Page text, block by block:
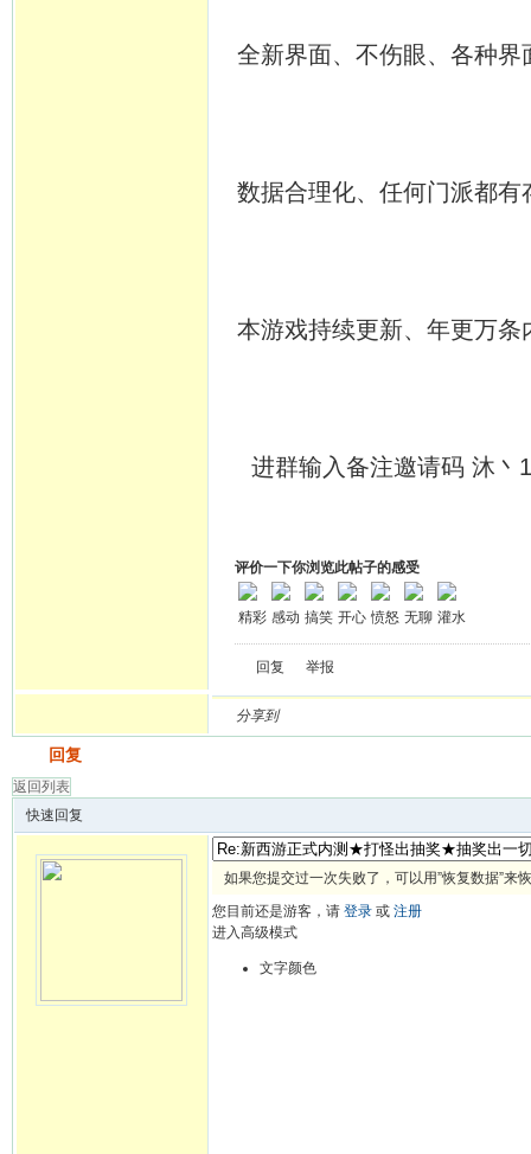
全新界面、不伤眼、各种
数据合理化、任何门派都
本游戏持续更新、年更万
进群输入备注邀请码 沐丶
评价一下你浏览此帖子的感受
精彩 感动 搞笑 开心 愤怒 无聊 灌水
回复 举报
分享到
回复
返回列表
快速回复
如果您提交过一次失败了，可以用”恢复数据”来
您目前还是游客，请 登录 或 注册
进入高级模式
文字颜色